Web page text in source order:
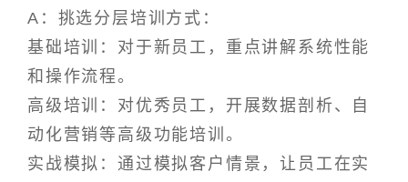
A：挑选分层培训方式：
基础培训：对于新员工，重点讲解系统性能
和操作流程。
高级培训：对优秀员工，开展数据剖析、自
动化营销等高级功能培训。
实战模拟：通过模拟客户情景，让员工在实